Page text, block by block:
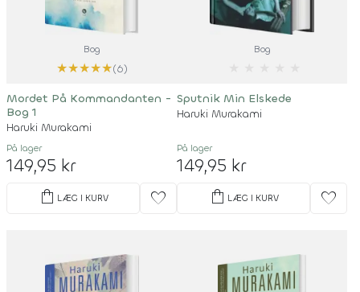
Bog
★★★★★(6)
Mordet På Kommandanten -
Bog 1
Haruki Murakami
På lager
149,95 kr
shopping_bag LÆG I KURV favorite
Bog
Sputnik Min Elskede
Haruki Murakami
På lager
149,95 kr
shopping_bag LÆG I KURV favorite